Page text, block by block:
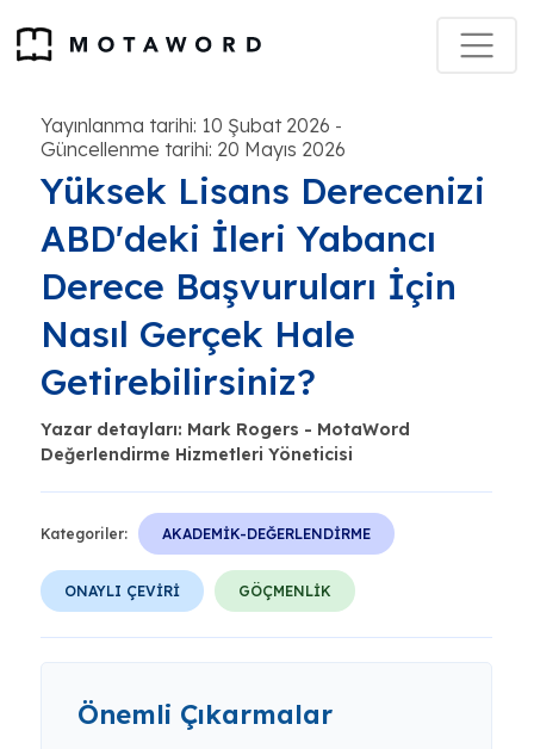
Yayınlanma tarihi: 10 Şubat 2026 -
Güncellenme tarihi: 20 Mayıs 2026
Yüksek Lisans Derecenizi
ABD'deki İleri Yabancı
Derece Başvuruları İçin
Nasıl Gerçek Hale
Getirebilirsiniz?
Yazar detayları: Mark Rogers - MotaWord
Değerlendirme Hizmetleri Yöneticisi
Kategoriler: AKADEMİK-DEĞERLENDİRME
ONAYLI ÇEVİRİ GÖÇMENLİK
Önemli Çıkarmalar